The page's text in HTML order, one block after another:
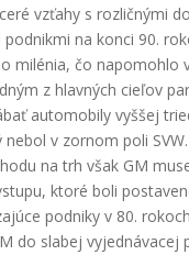
vzťahy s rozličnými
podnikmi na konci 90.
milénia, čo napomohlo
z hlavných cieľov
automobily vyššej
v zornom poli
na trh však GM
ktoré boli
podniky v 80.
do slabej vyjednávacej